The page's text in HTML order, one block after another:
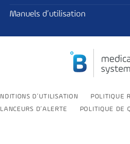
Manuels d’utilisation
D’UTILISATION POLITIQUE
D’ALERTE
POLITIQUE DE